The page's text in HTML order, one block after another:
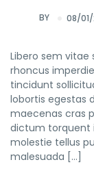
BY 08/
Libero sem
rhoncus
tincidunt
lobortis egestas
maecenas cras
dictum torquent
molestie tellus
malesuada […]